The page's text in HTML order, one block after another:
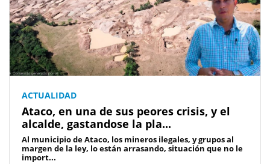
ACTUALIDAD
Ataco, en una de sus peores crisis, y el
alcalde, gastandose la pla...
Al municipio de Ataco, los mineros ilegales, y grupos al
margen de la ley, lo están arrasando, situación que no le
import...